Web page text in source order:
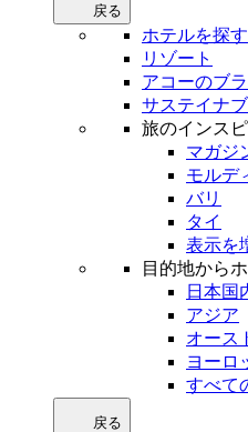
戻る
ホテルを探す
リゾート
アコーのブ
サステイナ
旅のインス
マガジ
モルデ
バリ
タイ
表示を
目的地から
日本国
アジア
オース
ヨーロ
すべて
戻る